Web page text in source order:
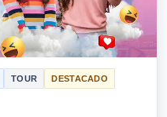
TOUR DESTACADO